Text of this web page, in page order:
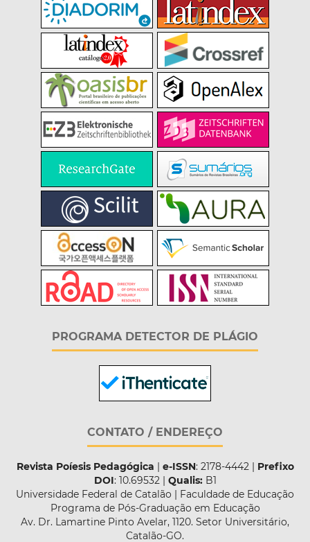
PROGRAMA DETECTOR DE PLÁGIO
CONTATO / ENDEREÇO
Revista Poíesis Pedagógica | e-ISSN: 2178-4442 | Prefixo
DOI: 10.69532 | Qualis:B1
Universidade Federal de Catalão | Faculdade de Educação
Programa de Pós-Graduação em Educação
Av. Dr. Lamartine Pinto Avelar, 1120. Setor Universitário,
Catalão-GO.